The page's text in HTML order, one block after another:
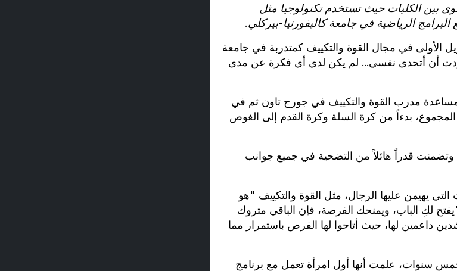
بين الكليات حيث تستخدم تكنولوجيا مثل
الأولى في مجال القوة والتكييف كمتدربة في جامعة
أن أتحدى نفسي... لم يكن لدي أي فكرة عن مدى
مدرب القوة والتكييف في جورج تاون ثم في
بدءاً من كرة السلة وكرة القدم إلى الغوص
وتضمنت قدراً هائلاً من التضحية في جميع جوانب
يهيمن عليها الرجال، مثل القوة والتكييف "هو
لكِ الباب، ويمنحك الفرصة، فإن الباقي متروك
لها، حيث أتاحوا لها الفرص باستمرار مما
سنوات، علمت أنها أول امرأة تعمل مع برنامج